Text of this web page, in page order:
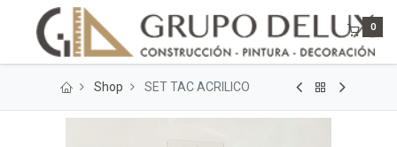
0
Shop SET TAC ACRILICO